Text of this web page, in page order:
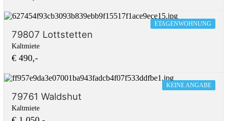
ETAGENWOHNUNG
79807 Lottstetten
Kaltmiete
€ 490,-
KEINE ANGABE
79761 Waldshut
Kaltmiete